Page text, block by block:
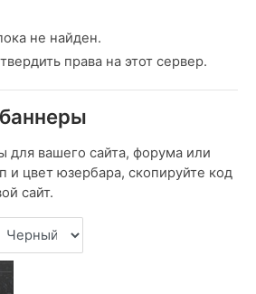
не найден.
права на этот сервер.
для вашего сайта, форума или
и цвет юзербара, скопируйте код
сайт.